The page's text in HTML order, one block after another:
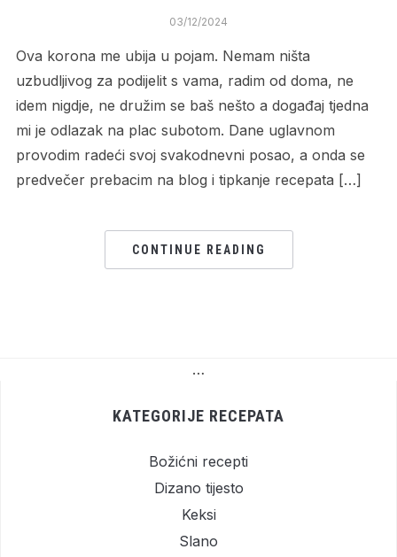
03/12/2024
Ova korona me ubija u pojam. Nemam ništa
uzbudljivog za podijelit s vama, radim od doma, ne
idem nigdje, ne družim se baš nešto a događaj tjedna
mi je odlazak na plac subotom. Dane uglavnom
provodim radeći svoj svakodnevni posao, a onda se
predvečer prebacim na blog i tipkanje recepata […]
CONTINUE READING
…
KATEGORIJE RECEPATA
Božićni recepti
Dizano tijesto
Keksi
Slano